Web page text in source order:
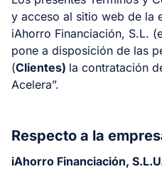
y acceso al sitio web de la
iAhorro Financiación, S.L.
pone a disposición de las
(Clientes) la contratación
Acelera”.
Respecto a la
iAhorro Financiación,